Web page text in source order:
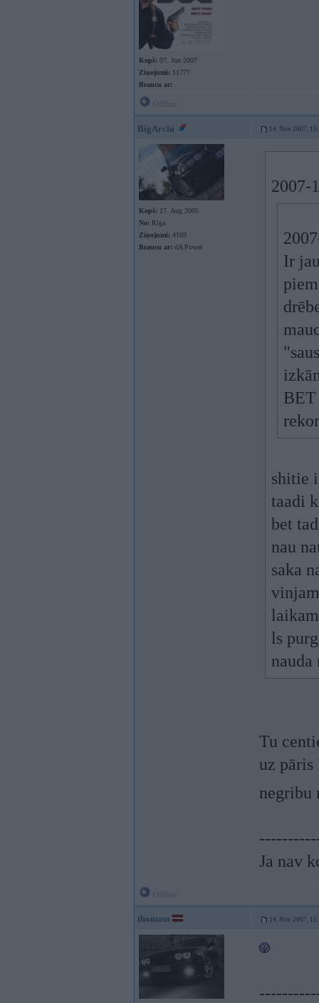
Kopš: 07. Jun 2007
Ziņojumi: 11777
Braucu ar:
BigArchi 14. Nov 2007,
Kopš: 17. Aug 2005
No: Rīga
Ziņojumi: 4169
Braucu ar: dA Power
2007-
Ir
BET
shitie
taadi
bet
nau
saka
ls
Tu
uz
negribu
Ja nav
thomass 14. Nov 2007,